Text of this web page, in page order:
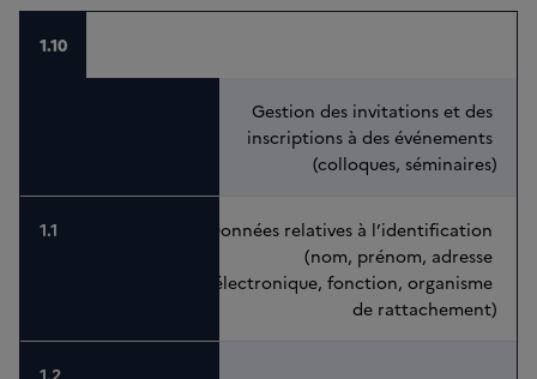
1.10
Gestion des invitations et des
inscriptions à des événements
(colloques, séminaires)
Données relatives à l’identification
(nom, prénom, adresse
électronique, fonction, organisme
de rattachement)